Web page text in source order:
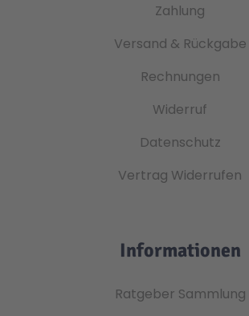
Zahlung
Versand & Rückgabe
Rechnungen
Widerruf
Datenschutz
Vertrag Widerrufen
Informationen
Ratgeber Sammlung